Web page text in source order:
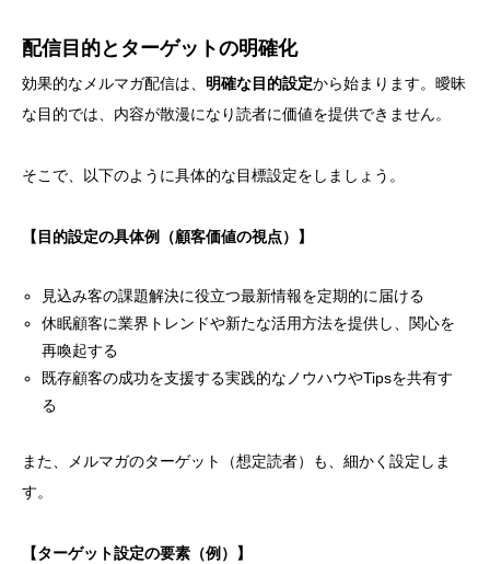
配信目的とターゲットの明確化
効果的なメルマガ配信は、 明確な目的設定から始まります。曖昧
な目的では、内容が散漫になり読者に価値を提供できません。
そこで、以下のように具体的な目標設定をしましょう。
【目的設定の具体例（顧客価値の視点）】
見込み客の課題解決に役立つ最新情報を定期的に届ける
休眠顧客に業界トレンドや新たな活用方法を提供し、関心を
再喚起する
既存顧客の成功を支援する実践的なノウハウやTipsを共有す
る
また、メルマガのターゲット（想定読者）も、細かく設定しま
す。
【ターゲット設定の要素（例）】